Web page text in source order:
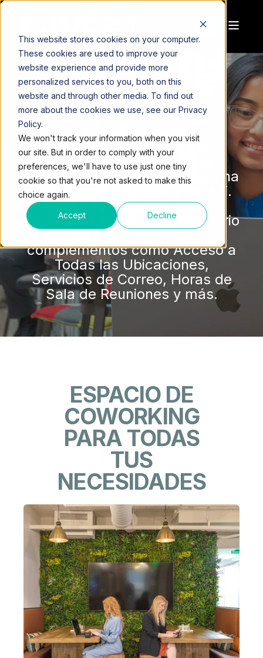
This website stores cookies on your computer.
These cookies are used to improve your
website experience and provide more
personalized services to you, both on this
website and through other media. To find out
more about the cookies we use, see our Privacy
Policy.
We won't track your information when you visit
our site. But in order to comply with your
preferences, we'll have to use just one tiny
cookie so that you're not asked to make this
choice again.
Accept Decline
COWORKING
Ya sea que necesites un
escritorio por un día, una
semana o un mes, tenemos una
solución de coworking para ti.
Elige entre un Pase Diario,
Escritorio Flexible o un Escritorio
complementos como Acceso a
Todas las Ubicaciones,
Servicios de Correo, Horas de
Sala de Reuniones y más.
ESPACIO DE
COWORKING
PARA TODAS
TUS
NECESIDADES